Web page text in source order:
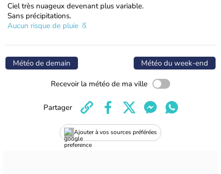
Ciel très nuageux devenant plus variable.
Sans précipitations.
Aucun risque de pluie
Météo de demain Météo du week-end
Recevoir la météo de ma ville
Ajouter à vos sources préférées
Partager